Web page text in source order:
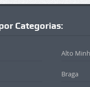
Categorias:
Alto
Braga